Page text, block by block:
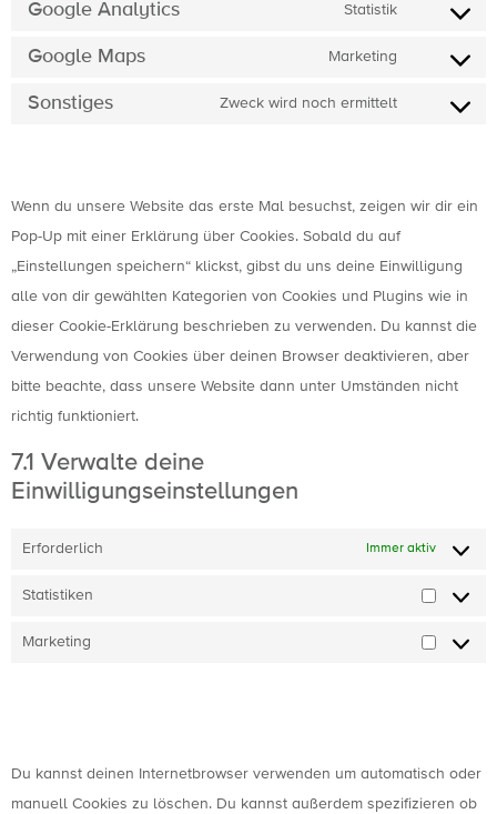
Google Analytics Statistik
Google Maps Marketing
Sonstiges Zweck wird noch ermittelt
Wenn du unsere Website das erste Mal besuchst, zeigen wir dir ein
Pop-Up mit einer Erklärung über Cookies. Sobald du auf
„Einstellungen speichern“ klickst, gibst du uns deine Einwilligung
alle von dir gewählten Kategorien von Cookies und Plugins wie in
dieser Cookie-Erklärung beschrieben zu verwenden. Du kannst die
Verwendung von Cookies über deinen Browser deaktivieren, aber
bitte beachte, dass unsere Website dann unter Umständen nicht
richtig funktioniert.
7.1 Verwalte deine
Einwilligungseinstellungen
Erforderlich Immer aktiv
Statistiken
Marketing
Du kannst deinen Internetbrowser verwenden um automatisch oder
manuell Cookies zu löschen. Du kannst außerdem spezifizieren ob